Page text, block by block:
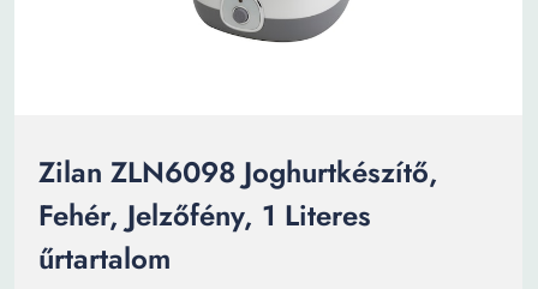
Zilan ZLN6098 Joghurtkészítő,
Fehér, Jelzőfény, 1 Literes
űrtartalom